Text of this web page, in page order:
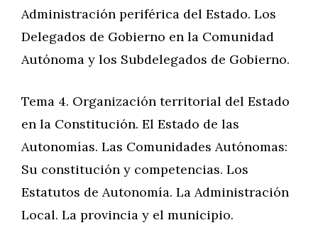
Administración periférica del Estado. Los
Delegados de Gobierno en la Comunidad
Autónoma y los Subdelegados de Gobierno.
Tema 4. Organización territorial del Estado
en la Constitución. El Estado de las
Autonomías. Las Comunidades Autónomas:
Su constitución y competencias. Los
Estatutos de Autonomía. La Administración
Local. La provincia y el municipio.